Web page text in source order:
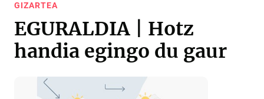
GIZARTEA
EGURALDIA | Hotz
handia egingo du gaur